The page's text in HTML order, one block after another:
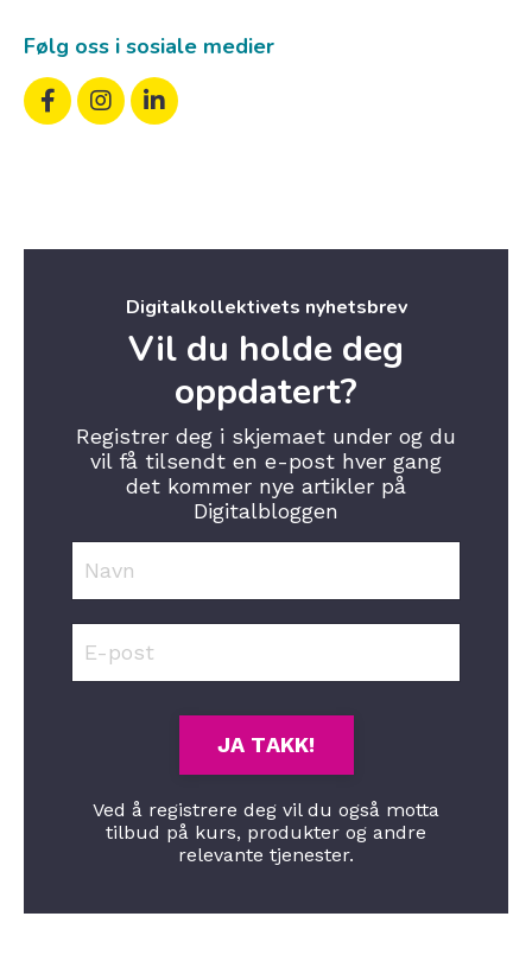
Følg oss i sosiale medier
Digitalkollektivets nyhetsbrev
Vil du holde deg
oppdatert?
Registrer deg i skjemaet under og du
vil få tilsendt en e-post hver gang
det kommer nye artikler på
Digitalbloggen
JA TAKK!
Ved å registrere deg vil du også motta
tilbud på kurs, produkter og andre
relevante tjenester.